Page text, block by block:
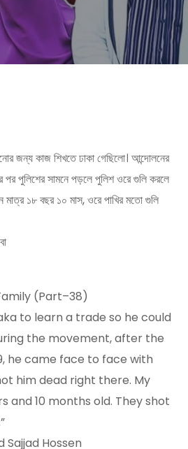
জন্য কাজ শিখতে ঢাকা গেছিলো। আন্দোলনের
পুলিশের সামনে পড়লে পুলিশ ওরে গুলি করলে
মাত্র ১৮ বছর ১০ মাস, ওরে পাখির মতো গুলি
(Part–38)
to learn a trade so he could
the movement, after the
he came face to face with
him dead right there. My
and 10 months old. They shot
Hossen